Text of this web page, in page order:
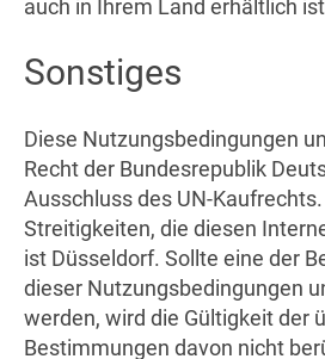
auch in Ihrem Land erhältlich
Sonstiges
Diese Nutzungsbedingungen
Recht der Bundesrepublik
Ausschluss des UN-
Streitigkeiten, die diesen
ist Düsseldorf. Sollte eine der
dieser Nutzungsbedingungen
werden, wird die Gültigkeit der
Bestimmungen davon nicht